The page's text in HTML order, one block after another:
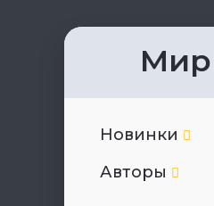
Мир
Новинки
Авторы